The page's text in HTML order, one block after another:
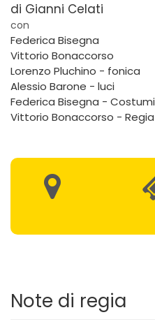
di Gianni Celati
con
Federica Bisegna
Vittorio Bonaccorso
Lorenzo Pluchino - fonica
Alessio Barone - luci
Federica Bisegna - Costumi
Vittorio Bonaccorso - Regia
Note di regia